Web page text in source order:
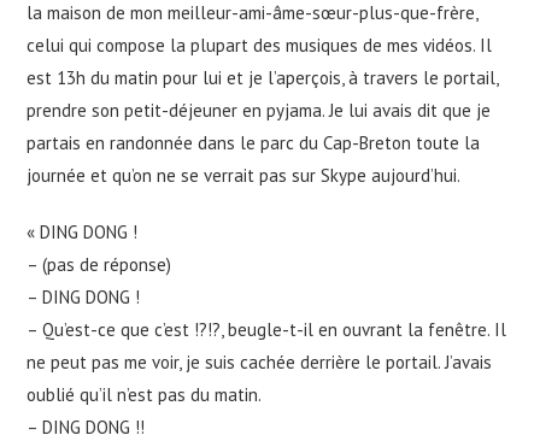
la maison de mon meilleur-ami-âme-sœur-plus-que-frère,
celui qui compose la plupart des musiques de mes vidéos. Il
est 13h du matin pour lui et je l’aperçois, à travers le portail,
prendre son petit-déjeuner en pyjama. Je lui avais dit que je
partais en randonnée dans le parc du Cap-Breton toute la
journée et qu’on ne se verrait pas sur Skype aujourd’hui.
« DING DONG !
– (pas de réponse)
– DING DONG !
– Qu’est-ce que c’est !?!?, beugle-t-il en ouvrant la fenêtre. Il
ne peut pas me voir, je suis cachée derrière le portail. J’avais
oublié qu’il n’est pas du matin.
– DING DONG !!